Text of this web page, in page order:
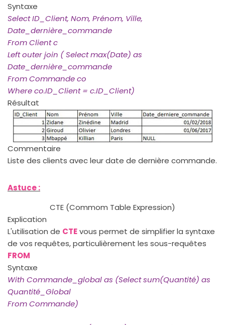
Syntaxe
Select ID_Client, Nom, Prénom, Ville,
Date_dernière_commande
From Client c
Left outer join ( Select max(Date) as
Date_dernière_commande
From Commande co
Where co.ID_Client = c.ID_Client)
Résultat
Commentaire
Liste des clients avec leur date de dernière commande.
Astuce :
CTE (Commom Table Expression)
Explication
L'utilisation de CTEvous permet de simplifier la syntaxe
de vos requêtes, particulièrement les sous-requêtes
FROM
Syntaxe
With Commande_global as (Select sum(Quantité) as
Quantité_Global
From Commande)